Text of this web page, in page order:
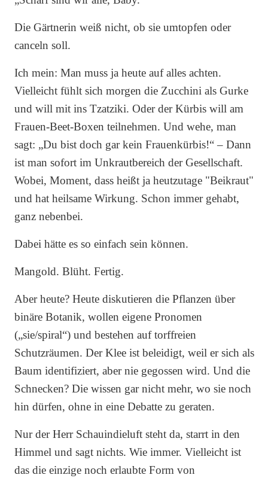
Die Gärtnerin weiß nicht, ob sie umtopfen oder
canceln soll.
Ich mein: Man muss ja heute auf alles achten.
Vielleicht fühlt sich morgen die Zucchini als Gurke
und will mit ins Tzatziki. Oder der Kürbis will am
Frauen-Beet-Boxen teilnehmen. Und wehe, man
sagt: „Du bist doch gar kein Frauenkürbis!“ – Dann
ist man sofort im Unkrautbereich der Gesellschaft.
Wobei, Moment, dass heißt ja heutzutage "Beikraut"
und hat heilsame Wirkung. Schon immer gehabt,
ganz nebenbei.
Dabei hätte es so einfach sein können.
Mangold. Blüht. Fertig.
Aber heute? Heute diskutieren die Pflanzen über
binäre Botanik, wollen eigene Pronomen
(„sie/spiral“) und bestehen auf torffreien
Schutzräumen. Der Klee ist beleidigt, weil er sich als
Baum identifiziert, aber nie gegossen wird. Und die
Schnecken? Die wissen gar nicht mehr, wo sie noch
hin dürfen, ohne in eine Debatte zu geraten.
Nur der Herr Schauindieluft steht da, starrt in den
Himmel und sagt nichts. Wie immer. Vielleicht ist
das die einzige noch erlaubte Form von